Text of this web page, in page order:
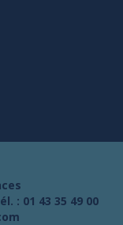
: 01 43 35 49 00